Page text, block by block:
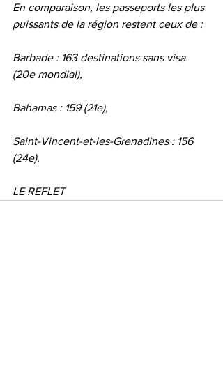
En comparaison, les passeports les plus
puissants de la région restent ceux de :
Barbade : 163 destinations sans visa
(20e mondial),
Bahamas : 159 (21e),
Saint-Vincent-et-les-Grenadines : 156
(24e).
LE REFLET